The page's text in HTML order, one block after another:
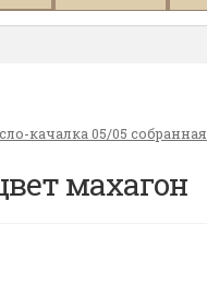
качалка 05/05 собранная
махагон